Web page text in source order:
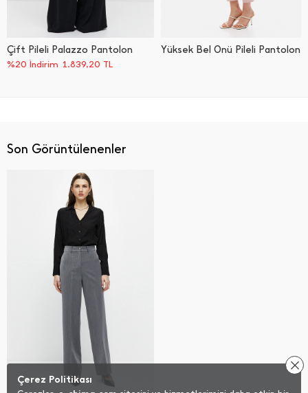
Çift Pileli Palazzo Pantolon
%20 İndirim 1.839,20 TL
Yüksek Bel Önü Pileli Pantolon
Son Görüntülenenler
Çerez Politikası